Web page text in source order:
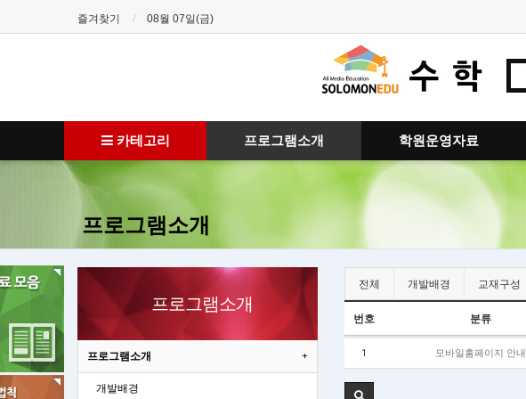
즐겨찾기 08월 07일(금)
카테고리 프로그램소개 학원운영자료
프로그램소개
전체 개발배경 교재구성
번호 분류
1 모바일홈페이지 안내
프로그램소개
프로그램소개
개발배경